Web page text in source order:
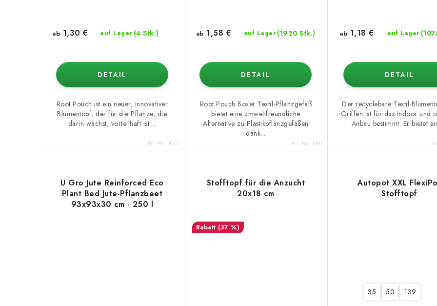
auf Lager (4 Stk.)
ab 1,30 €
DETAIL
Root Pouch ist ein neuer, innovativer
Blumentopf, der für die Pflanze, die
darin wächst, vorteilhaft ist....
Art.-Nr.: RPC1
auf Lager (1920 Stk.)
ab 1,58 €
DETAIL
Root Pouch Boxer Textil-Pflanzgefäß
bietet eine umweltfreundliche
Alternative zu Plastikpflanzgefäßen
dank...
Art.-Nr.: RPA1
auf Lager
ab 1,18 €
DETAIL
Der recyclebare Textil-
Griffen ist für das indoor und
Anbau bestimmt. Er bietet
U Gro Jute Reinforced Eco
Plant Bed Jute-Pflanzbeet
93x93x30 cm - 250 l
Stofftopf für die Anzucht
20x18 cm
(37 %)
Autopot XXL
Stofftopf
35 50 139